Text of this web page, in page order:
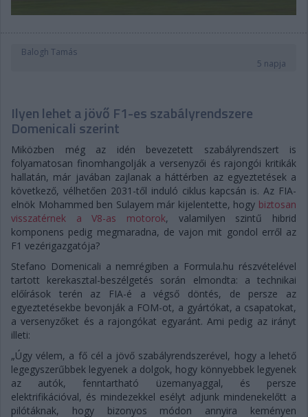
Balogh Tamás
5 napja
Ilyen lehet a jövő F1-es szabályrendszere
Domenicali szerint
Miközben még az idén bevezetett szabályrendszert is
folyamatosan finomhangolják a versenyzői és rajongói kritikák
hallatán, már javában zajlanak a háttérben az egyeztetések a
következő, vélhetően 2031-től induló ciklus kapcsán is. Az FIA-
elnök Mohammed ben Sulayem már kijelentette, hogy biztosan
visszatérnek a V8-as motorok, valamilyen szintű hibrid
komponens pedig megmaradna, de vajon mit gondol erről az
F1 vezérigazgatója?
Stefano Domenicali a nemrégiben a Formula.hu részvételével
tartott kerekasztal-beszélgetés során elmondta: a technikai
előírások terén az FIA-é a végső döntés, de persze az
egyeztetésekbe bevonják a FOM-ot, a gyártókat, a csapatokat,
a versenyzőket és a rajongókat egyaránt. Ami pedig az irányt
illeti:
„Úgy vélem, a fő cél a jövő szabályrendszerével, hogy a lehető
legegyszerűbbek legyenek a dolgok, hogy könnyebbek legyenek
az autók, fenntartható üzemanyaggal, és persze
elektrifikációval, és mindezekkel esélyt adjunk mindenekelőtt a
pilótáknak, hogy bizonyos módon annyira keményen